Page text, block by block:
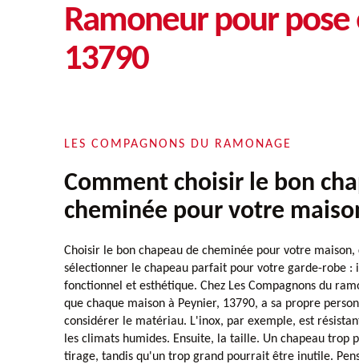
Ramoneur pour
13790
LES COMPAGNONS DU RAMONAGE
Comment choisir le bon
cheminée pour votre
Choisir le bon chapeau de cheminée pour votre maison,
sélectionner le chapeau parfait pour votre garde-robe :
fonctionnel et esthétique. Chez Les Compagnons du
que chaque maison à Peynier, 13790, a sa propre
considérer le matériau. L'inox, par exemple, est
les climats humides. Ensuite, la taille. Un chapeau
tirage, tandis qu'un trop grand pourrait être inutile.